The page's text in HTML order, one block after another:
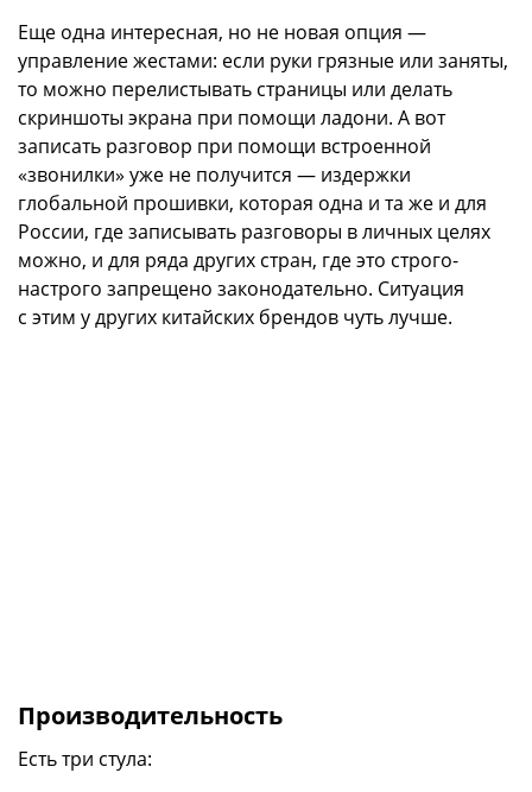
Еще одна интересная, но не новая опция —
управление жестами: если руки грязные или заняты,
то можно перелистывать страницы или делать
скриншоты экрана при помощи ладони. А вот
записать разговор при помощи встроенной
«звонилки» уже не получится — издержки
глобальной прошивки, которая одна и та же и для
России, где записывать разговоры в личных целях
можно, и для ряда других стран, где это строго-
настрого запрещено законодательно. Ситуация
с этим у других китайских брендов чуть лучше.
Производительность
Есть три стула: